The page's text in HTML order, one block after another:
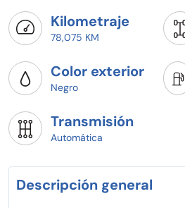
Kilometraje
78,075 KM
Color exterior
Negro
Transmisión
Automática
Descripción general